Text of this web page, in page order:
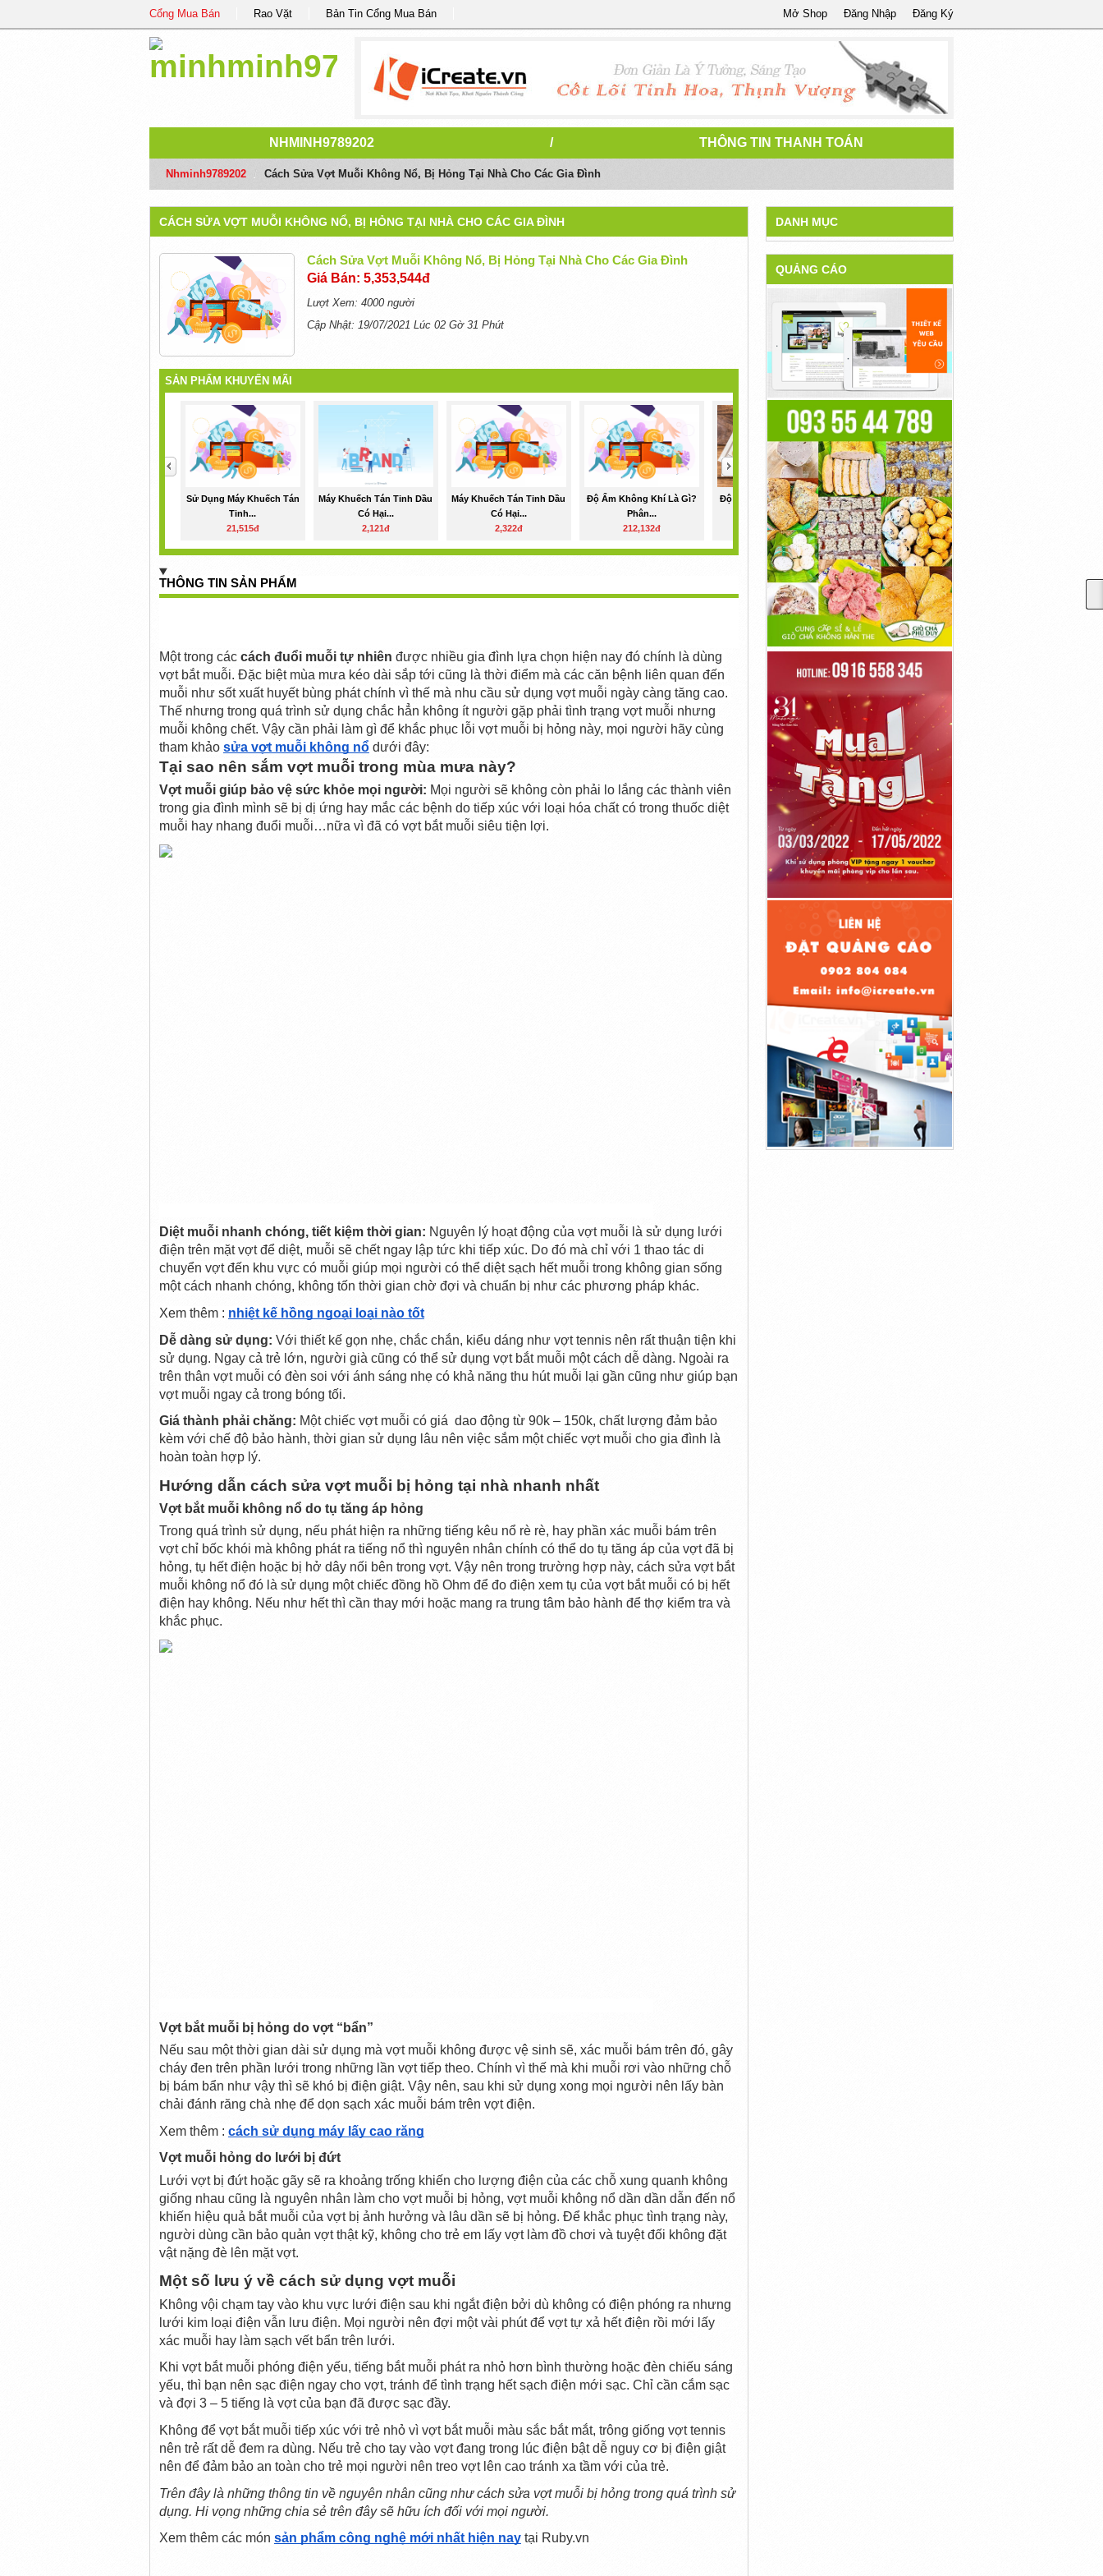
Cổng Mua Bán Rao Vặt Bản Tin Cổng Mua Bán Đăng Ký
Đăng Nhập
Mở Shop
NHMINH9789202 / THÔNG TIN THANH TOÁN
Nhminh9789202 Cách Sửa Vợt Muỗi Không Nổ, Bị Hỏng Tại Nhà Cho Các Gia Đình
CÁCH SỬA VỢT MUỖI KHÔNG NỔ, BỊ HỎNG TẠI NHÀ CHO CÁC GIA ĐÌNH
Cách Sửa Vợt Muỗi Không Nổ, Bị Hỏng Tại Nhà Cho Các Gia Đình
Giá Bán: 5,353,544đ
Lượt Xem: 4000 người
Cập Nhật: 19/07/2021 Lúc 02 Gờ 31 Phút
SẢN PHẨM KHUYẾN MÃI
Sử Dụng Máy Khuếch Tán
Tinh...
21,515đ
Máy Khuếch Tán Tinh Dầu
Có Hại...
2,121đ
Máy Khuếch Tán Tinh Dầu
Có Hại...
2,322đ
Độ Ẩm Không Khí Là Gì?
Phân...
212,132đ
Độ Ẩm Không Khí Là Gì?
Phân...
24,234đ
Sử Dụng Máy Khuếch Tán
Tinh...
42,342đ
>
THÔNG TIN SẢN PHẨM
Một trong các cách đuổi muỗi tự nhiên được nhiều gia đình lựa chọn hiện nay đó chính là dùng
vợt bắt muỗi. Đặc biệt mùa mưa kéo dài sắp tới cũng là thời điểm mà các căn bệnh liên quan đến
muỗi như sốt xuất huyết bùng phát chính vì thế mà nhu cầu sử dụng vợt muỗi ngày càng tăng cao.
Thế nhưng trong quá trình sử dụng chắc hẳn không ít người gặp phải tình trạng vợt muỗi nhưng
muỗi không chết. Vậy cần phải làm gì để khắc phục lỗi vợt muỗi bị hỏng này, mọi người hãy cùng
tham khảo sửa vợt muỗi không nổ dưới đây:
Tại sao nên sắm vợt muỗi trong mùa mưa này?
Vợt muỗi giúp bảo vệ sức khỏe mọi người: Mọi người sẽ không còn phải lo lắng các thành viên
trong gia đình mình sẽ bị dị ứng hay mắc các bệnh do tiếp xúc với loại hóa chất có trong thuốc diệt
muỗi hay nhang đuổi muỗi…nữa vì đã có vợt bắt muỗi siêu tiện lợi.
Diệt muỗi nhanh chóng, tiết kiệm thời gian: Nguyên lý hoạt động của vợt muỗi là sử dụng lưới
điện trên mặt vợt để diệt, muỗi sẽ chết ngay lập tức khi tiếp xúc. Do đó mà chỉ với 1 thao tác di
chuyển vợt đến khu vực có muỗi giúp mọi người có thể diệt sạch hết muỗi trong không gian sống
một cách nhanh chóng, không tốn thời gian chờ đợi và chuẩn bị như các phương pháp khác.
Xem thêm : nhiệt kế hồng ngoại loại nào tốt
Dễ dàng sử dụng: Với thiết kế gọn nhẹ, chắc chắn, kiểu dáng như vợt tennis nên rất thuận tiện khi
sử dụng. Ngay cả trẻ lớn, người già cũng có thể sử dụng vợt bắt muỗi một cách dễ dàng. Ngoài ra
trên thân vợt muỗi có đèn soi với ánh sáng nhẹ có khả năng thu hút muỗi lại gần cũng như giúp bạn
vợt muỗi ngay cả trong bóng tối.
Giá thành phải chăng: Một chiếc vợt muỗi có giá  dao động từ 90k – 150k, chất lượng đảm bảo
kèm với chế độ bảo hành, thời gian sử dụng lâu nên việc sắm một chiếc vợt muỗi cho gia đình là
hoàn toàn hợp lý.
Hướng dẫn cách sửa vợt muỗi bị hỏng tại nhà nhanh nhất
Vợt bắt muỗi không nổ do tụ tăng áp hỏng
Trong quá trình sử dụng, nếu phát hiện ra những tiếng kêu nổ rè rè, hay phần xác muỗi bám trên
vợt chỉ bốc khói mà không phát ra tiếng nổ thì nguyên nhân chính có thể do tụ tăng áp của vợt đã bị
hỏng, tụ hết điện hoặc bị hở dây nối bên trong vợt. Vậy nên trong trường hợp này, cách sửa vợt bắt
muỗi không nổ đó là sử dụng một chiếc đồng hồ Ohm để đo điện xem tụ của vợt bắt muỗi có bị hết
điện hay không. Nếu như hết thì cần thay mới hoặc mang ra trung tâm bảo hành để thợ kiểm tra và
khắc phục.
Vợt bắt muỗi bị hỏng do vợt “bẩn”
Nếu sau một thời gian dài sử dụng mà vợt muỗi không được vệ sinh sẽ, xác muỗi bám trên đó, gây
cháy đen trên phần lưới trong những lần vợt tiếp theo. Chính vì thế mà khi muỗi rơi vào những chỗ
bị bám bẩn như vậy thì sẽ khó bị điện giật. Vậy nên, sau khi sử dụng xong mọi người nên lấy bàn
chải đánh răng chà nhẹ để dọn sạch xác muỗi bám trên vợt điện.
Xem thêm : cách sử dụng máy lấy cao răng
Vợt muỗi hỏng do lưới bị đứt
Lưới vợt bị đứt hoặc gãy sẽ ra khoảng trống khiến cho lượng điện của các chỗ xung quanh không
giống nhau cũng là nguyên nhân làm cho vợt muỗi bị hỏng, vợt muỗi không nổ dần dần dẫn đến nổ
khiến hiệu quả bắt muỗi của vợt bị ảnh hưởng và lâu dần sẽ bị hỏng. Để khắc phục tình trạng này,
người dùng cần bảo quản vợt thật kỹ, không cho trẻ em lấy vợt làm đồ chơi và tuyệt đối không đặt
vật nặng đè lên mặt vợt.
Một số lưu ý về cách sử dụng vợt muỗi
Không vội chạm tay vào khu vực lưới điện sau khi ngắt điện bởi dù không có điện phóng ra nhưng
lưới kim loại điện vẫn lưu điện. Mọi người nên đợi một vài phút để vợt tự xả hết điện rồi mới lấy
xác muỗi hay làm sạch vết bẩn trên lưới.
Khi vợt bắt muỗi phóng điện yếu, tiếng bắt muỗi phát ra nhỏ hơn bình thường hoặc đèn chiếu sáng
yếu, thì bạn nên sạc điện ngay cho vợt, tránh để tình trạng hết sạch điện mới sạc. Chỉ cần cắm sạc
và đợi 3 – 5 tiếng là vợt của bạn đã được sạc đầy.
Không để vợt bắt muỗi tiếp xúc với trẻ nhỏ vì vợt bắt muỗi màu sắc bắt mắt, trông giống vợt tennis
nên trẻ rất dễ đem ra dùng. Nếu trẻ cho tay vào vợt đang trong lúc điện bật dễ nguy cơ bị điện giật
nên để đảm bảo an toàn cho trẻ mọi người nên treo vợt lên cao tránh xa tầm với của trẻ.
Trên đây là những thông tin về nguyên nhân cũng như cách sửa vợt muỗi bị hỏng trong quá trình sử
dụng. Hi vọng những chia sẻ trên đây sẽ hữu ích đối với mọi người.
Xem thêm các món sản phẩm công nghệ mới nhất hiện nay tại Ruby.vn
DANH MỤC
QUẢNG CÁO